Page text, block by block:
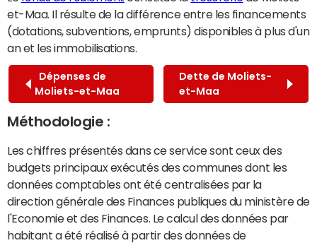
et-Maa. Il résulte de la différence entre les financements
(dotations, subventions, emprunts) disponibles à plus d'un
an et les immobilisations.
Dépenses de
Moliets-et-Maa
Dette de Moliets-
et-Maa
Méthodologie :
Les chiffres présentés dans ce service sont ceux des
budgets principaux exécutés des communes dont les
données comptables ont été centralisées par la
direction générale des Finances publiques du ministère de
l'Economie et des Finances. Le calcul des données par
habitant a été réalisé à partir des données de